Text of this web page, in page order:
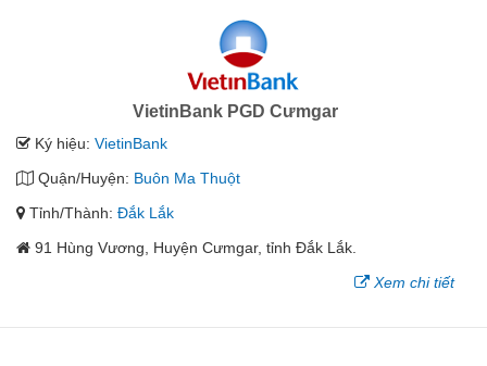
VietinBank PGD Cưmgar
Ký hiệu: VietinBank
Quận/Huyện: Buôn Ma Thuột
Tỉnh/Thành: Đắk Lắk
91 Hùng Vương, Huyện Cưmgar, tỉnh Đắk Lắk.
Xem chi tiết